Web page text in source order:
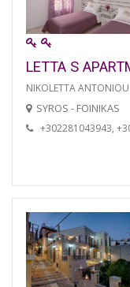
LETTA S
NIKOLETTA
SYROS - FOINIKAS
+302281043943,